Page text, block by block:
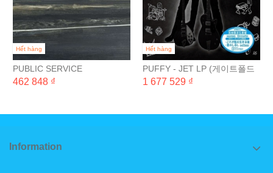
Hết hàng
PUBLIC SERVICE
BROADCASTING - EVERY
462 848 ₫
Hết hàng
PUFFY - JET LP (게이트폴드
완전 일본 생산 한정반) [2LP]
1 677 529 ₫
Information